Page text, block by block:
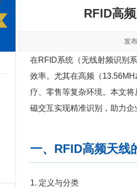
RFID高
发
在RFID系统（无线射频识别
效率。尤其在高频（
疗、零售等复杂环境。本文
磁交互实现精准识别，助力企
一、RFID高频天线
1. 定义与分类